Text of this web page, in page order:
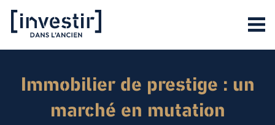
Immobilier de prestige : un
marché en mutation